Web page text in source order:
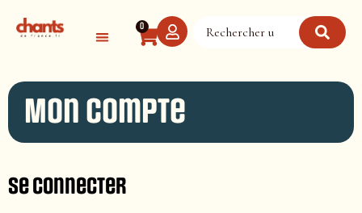
0
Mon compte
Se connecter